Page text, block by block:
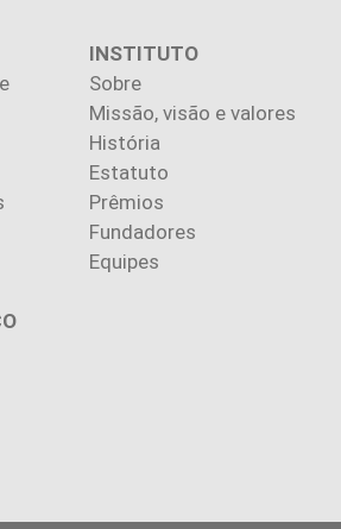
INSTITUTO
Sobre
Missão, visão e valores
História
Estatuto
Prêmios
Fundadores
Equipes